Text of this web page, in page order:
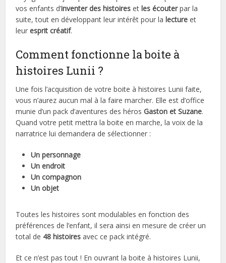
vos enfants d’inventer des histoires etles écouterpar la
suite, tout en développant leur intérêt pour lalecture et
leuresprit créatif.
Comment fonctionne la boite à
histoires Lunii ?
Une fois l’acquisition de votre boite à histoires Lunii faite,
vous n’aurez aucun mal à la faire marcher. Elle est d’office
munie d’un pack d’aventures des héros Gaston et Suzane.
Quand votre petit mettra la boite en marche, la voix de la
narratrice lui demandera de sélectionner :
Un personnage
Un endroit
Un compagnon
Un objet
Toutes les histoires sont modulables en fonction des
préférences de l’enfant, il sera ainsi en mesure de créer un
total de 48 histoiresavec ce pack intégré.
Et ce n’est pas tout ! En ouvrant la boite à histoires Lunii,